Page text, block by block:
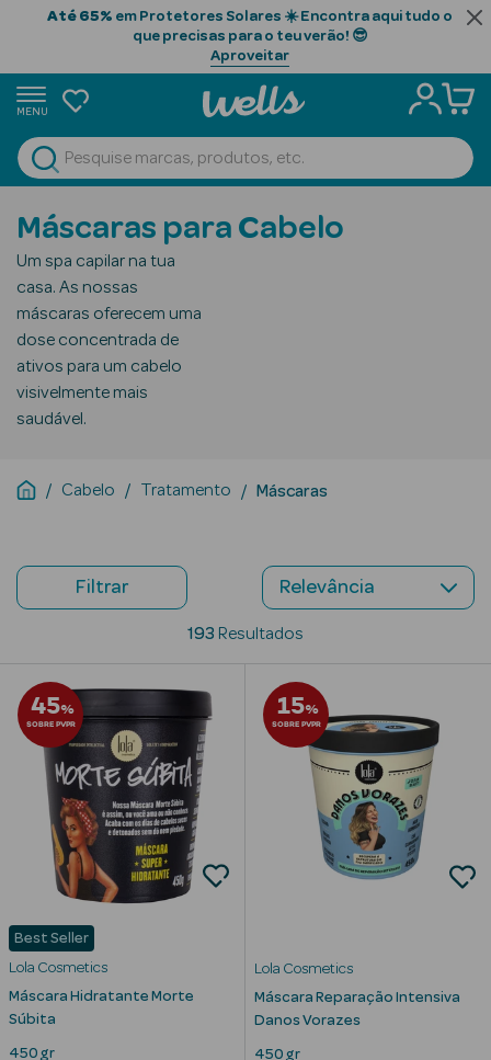
Até 65% em Protetores Solares ☀️ Encontra aqui tudo o
que precisas para o teu verão! 😎
Aproveitar
MENU
Ver Tudo
Beauty Season
Cabelo
Profissional
Cosmética
Beauty Season
Luxo
Cabelo
Beauty Season
Maquilhagem
Luxo
Beauty Season
Nutricosmética
Beauty Season
Beauty Season
Solares
Máscaras para Cabelo
Um spa capilar na tua
casa. As nossas
máscaras oferecem uma
dose concentrada de
ativos para um cabelo
visivelmente mais
saudável.
Cabelo Tratamento Máscaras
Filtrar
193 Resultados
45%
SOBRE PVPR
Best Seller
Lola Cosmetics
Máscara Hidratante Morte
Súbita
450 gr
15%
SOBRE PVPR
Lola Cosmetics
Máscara Reparação Intensiva
Danos Vorazes
450 gr